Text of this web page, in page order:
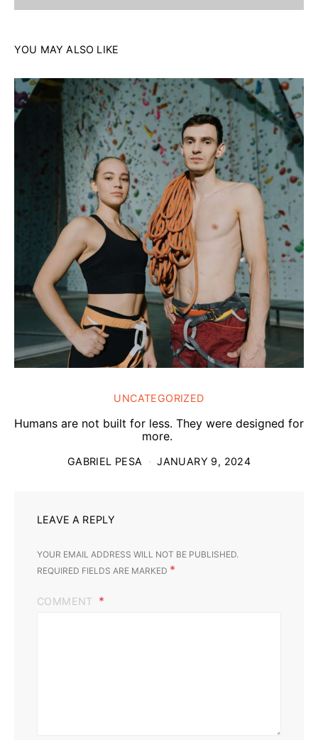
YOU MAY ALSO LIKE
UNCATEGORIZED
Humans are not built for less. They were designed for
more.
GABRIEL PESA JANUARY 9, 2024
LEAVE A REPLY
YOUR EMAIL ADDRESS WILL NOT BE PUBLISHED.
REQUIRED FIELDS ARE MARKED *
COMMENT